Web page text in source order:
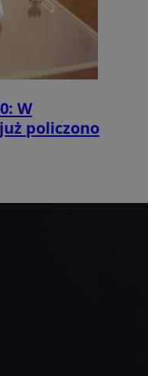
W
policzono